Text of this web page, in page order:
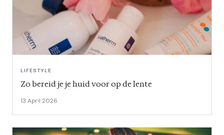
LIFESTYLE
Zo bereid je je huid voor op de lente
13 April 2026